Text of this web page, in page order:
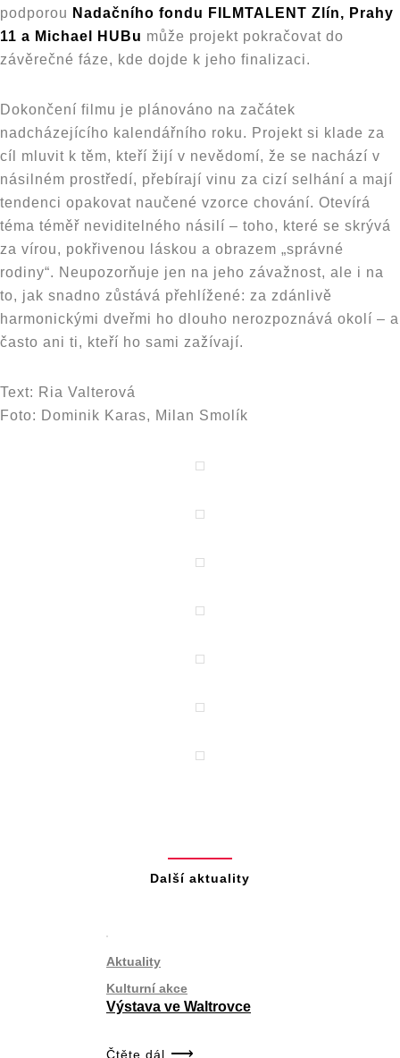
podporou Nadačního fondu FILMTALENT Zlín, Prahy
11 a Michael HUBu může projekt pokračovat do
závěrečné fáze, kde dojde k jeho finalizaci.
Dokončení filmu je plánováno na začátek
nadcházejícího kalendářního roku. Projekt si klade za
cíl mluvit k těm, kteří žijí v nevědomí, že se nachází v
násilném prostředí, přebírají vinu za cizí selhání a mají
tendenci opakovat naučené vzorce chování. Otevírá
téma téměř neviditelného násilí – toho, které se skrývá
za vírou, pokřivenou láskou a obrazem „správné
rodiny“. Neupozorňuje jen na jeho závažnost, ale i na
to, jak snadno zůstává přehlížené: za zdánlivě
harmonickými dveřmi ho dlouho nerozpoznává okolí – a
často ani ti, kteří ho sami zažívají.
Text: Ria Valterová
Foto: Dominik Karas, Milan Smolík
Další aktuality
Aktuality
Kulturní akce
Výstava ve Waltrovce
Čtěte dál